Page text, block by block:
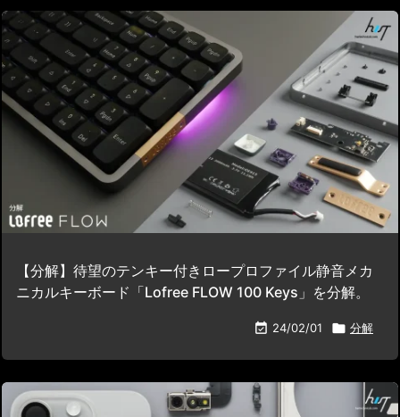
【分解】待望のテンキー付きロープロファイル静音メカ
ニカルキーボード「Lofree FLOW 100 Keys」を分解。
 24/02/01  分解